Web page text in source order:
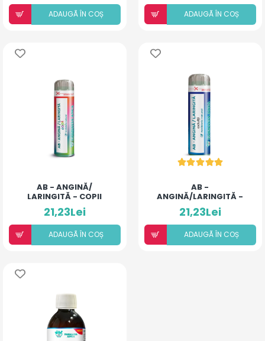
ADAUGÃ ÎN COȘ ADAUGÃ ÎN COȘ
AB - ANGINĂ/
LARINGITĂ - COPII
(BILUȚE)
21,23Lei
ADAUGÃ ÎN COȘ
AB -
ANGINĂ/LARINGITĂ -
ADULȚI (BILUȚE)
21,23Lei
ADAUGÃ ÎN COȘ